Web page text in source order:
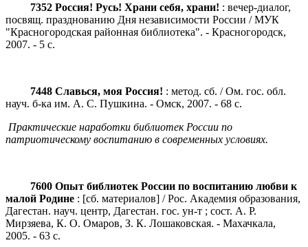
7352 Россия! Русь! Храни себя, храни! : вечер-диалог,
посвящ. празднованию Дня независимости России / МУК
"Красногородская районная библиотека". - Красногородск,
2007. - 5 с.
7448 Славься, моя Россия! : метод. сб. / Ом. гос. обл.
науч. б-ка им. А. С. Пушкина. - Омск, 2007. - 68 с.
Практические наработки библиотек России по
патриотическому воспитанию в современных условиях.
7600 Опыт библиотек России по воспитанию любви к
малой Родине : [сб. материалов] / Рос. Академия образования,
Дагестан. науч. центр, Дагестан. гос. ун-т ; сост. А. Р.
Мирзяева, К. О. Омаров, З. К. Лошаковская. - Махачкала,
2005. - 63 с.